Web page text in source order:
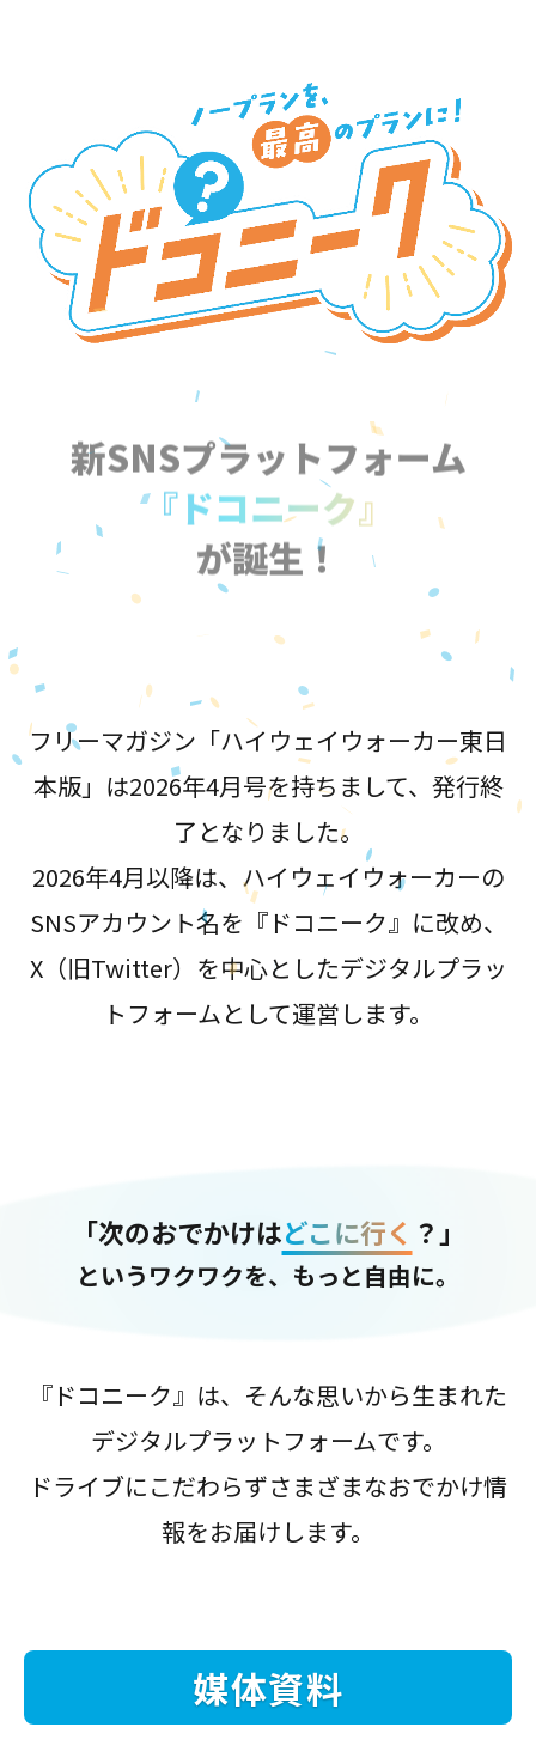
新SNSプラットフォーム
『ドコニーク』
が誕生！
フリーマガジン「ハイウェイウォーカー東日
本版」は2026年4月号を持ちまして、発行終
了となりました。
2026年4月以降は、ハイウェイウォーカーの
SNSアカウント名を『ドコニーク』に改め、
X（旧Twitter）を中心としたデジタルプラッ
トフォームとして運営します。
「次のおでかけはどこに行く ？」
というワクワクを、もっと自由に。
『ドコニーク』は、そんな思いから生まれた
デジタルプラットフォームです。
ドライブにこだわらずさまざまなおでかけ情
報をお届けします。
媒体資料